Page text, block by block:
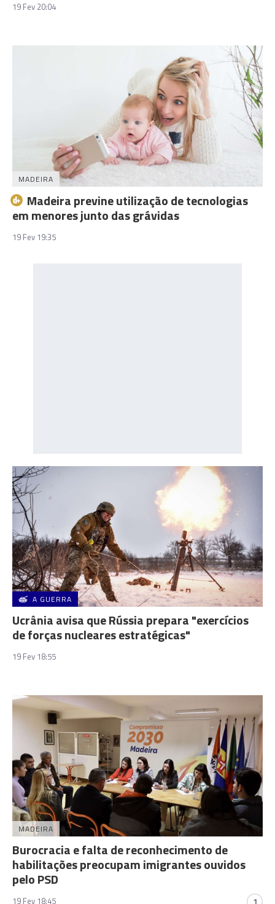
19 Fev 20:04
MADEIRA
Madeira previne utilização de tecnologias
em menores junto das grávidas
19 Fev 19:35
A GUERRA
Ucrânia avisa que Rússia prepara "exercícios
de forças nucleares estratégicas"
19 Fev 18:55
MADEIRA
Burocracia e falta de reconhecimento de
habilitações preocupam imigrantes ouvidos
pelo PSD
19 Fev 18:45 1